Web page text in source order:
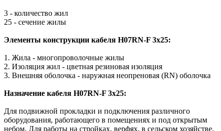
3 - количество жил
25 - сечение жилы
Элементы конструкции кабеля H07RN-F 3x25:
1. Жила - многопроволочные жилы
2. Изоляция жил - цветная резиновая изоляция
3. Внешняя оболочка - наружная неопреновая (RN) оболочка
Назначение кабеля H07RN-F 3x25:
Для подвижной прокладки и подключения различного
оборудования, работающего в помещениях и под открытым
небом. Для работы на стройках, верфях, в сельском хозяйстве,